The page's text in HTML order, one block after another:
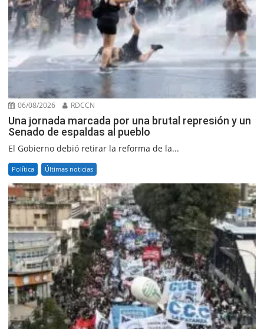
06/08/2026 RDCCN
Una jornada marcada por una brutal represión y un
Senado de espaldas al pueblo
El Gobierno debió retirar la reforma de la...
Política Últimas noticias